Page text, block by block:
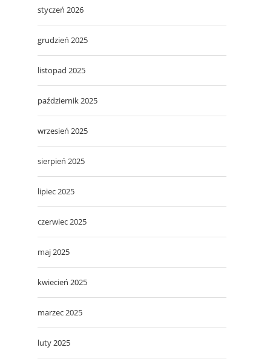
styczeń 2026
grudzień 2025
listopad 2025
październik 2025
wrzesień 2025
sierpień 2025
lipiec 2025
czerwiec 2025
maj 2025
kwiecień 2025
marzec 2025
luty 2025